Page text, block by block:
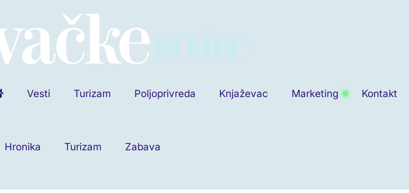
Vesti Turizam Poljoprivreda Knjaževac Marketing Kontakt
Hronika Turizam Zabava